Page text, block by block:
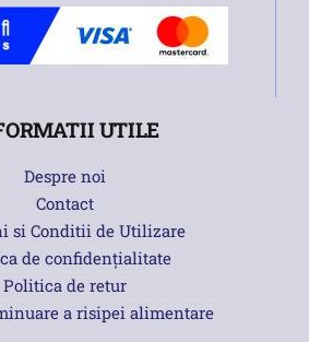
UTILE
Despre noi
Contact
si Conditii de Utilizare
de confidențialitate
Politica de retur
a risipei alimentare